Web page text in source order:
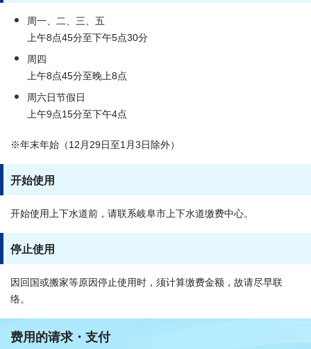
周一、二、三、五
上午8点45分至下午5点30分
周四
上午8点45分至晚上8点
周六日节假日
上午9点15分至下午4点
※年末年始（12月29日至1月3日除外）
开始使用
开始使用上下水道前，请联系岐阜市上下水道缴费中心。
停止使用
因回国或搬家等原因停止使用时，须计算缴费金额，故请尽早联
络。
费用的请求・支付